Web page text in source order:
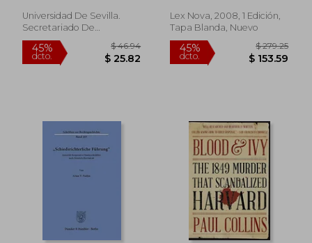
Universidad De Sevilla.
Secretariado De
Publicaciones, 2020, 1
Edición, Tapa Blanda,
Nuevo
Lex Nova, 2008, 1 Edición,
Tapa Blanda, Nuevo